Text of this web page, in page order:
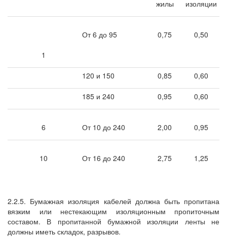
жилы
изоляции
1
От 6 до 95 0,75 0,50
120 и 150 0,85 0,60
185 и 240 0,95 0,60
6 От 10 до 240 2,00 0,95
10 От 16 до 240 2,75 1,25
2.2.5. Бумажная изоляция кабелей должна быть пропитана
вязким или нестекающим изоляционным пропиточным
составом. В пропитанной бумажной изоляции ленты не
должны иметь складок, разрывов.